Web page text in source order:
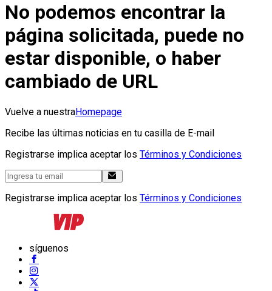
No podemos encontrar la
página solicitada, puede no
estar disponible, o haber
cambiado de URL
Vuelve a nuestraHomepage
Recibe las últimas noticias en tu casilla de E-mail
Registrarse implica aceptar los Términos y Condiciones
Registrarse implica aceptar los Términos y Condiciones
síguenos